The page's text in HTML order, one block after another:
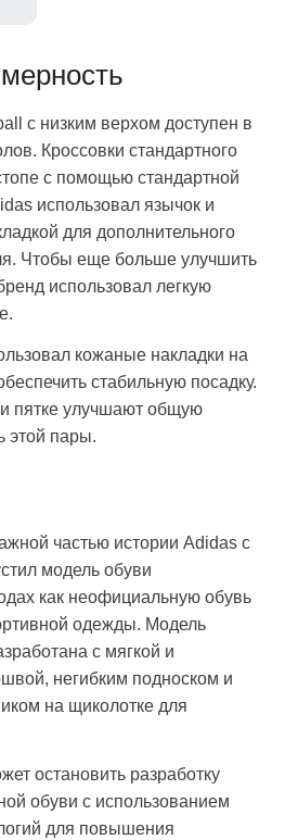
с низким верхом доступен в
Кроссовки стандартного
с помощью стандартной
использовал язычок и
для дополнительного
Чтобы еще больше улучшить
использовал легкую
кожаные накладки на
стабильную посадку.
пятке улучшают общую
этой пары.
частью истории Adidas с
модель обуви
как неофициальную обувь
одежды. Модель
с мягкой и
негибким подноском и
на щиколотке для
остановить разработку
обуви с использованием
для повышения